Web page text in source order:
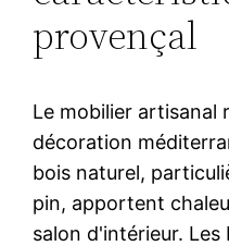
provençal
Le mobilier artisanal
décoration
bois naturel,
pin, apportent
salon d'intérieur.